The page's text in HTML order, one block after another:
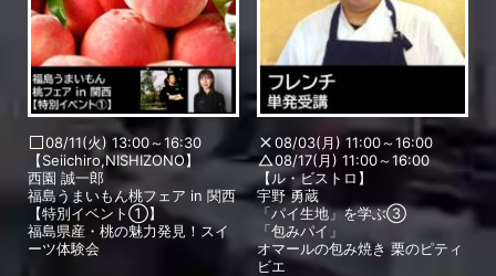
08/11(火) 13:00～16:30
【Seiichiro,NISHIZONO】
西園 誠一郎
福島うまいもん桃フェア in 関西
【特別イベント①】
福島県産・桃の魅力発見！スイ
ーツ体験会
08/03(月) 11:00～16:00
08/17(月) 11:00～16:00
【ル・ビストロ】
宇野 勇蔵
「パイ生地」を学ぶ③
「包みパイ」
オマールの包み焼き 栗のピティ
ビエ